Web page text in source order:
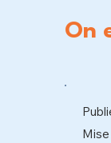
On
Mise